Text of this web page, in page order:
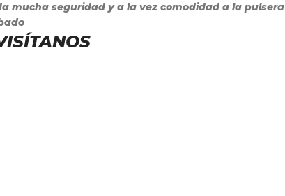
mucha seguridad y a la vez comodidad a la pulsera